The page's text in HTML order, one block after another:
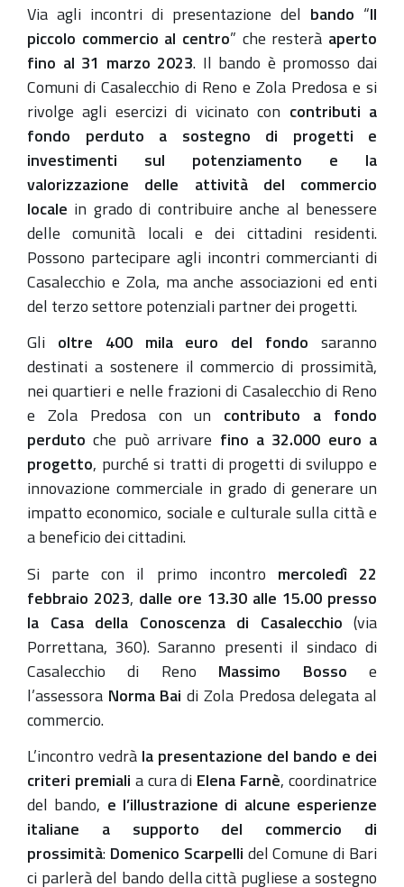
Via agli incontri di presentazione del bando “Il
piccolo commercio al centro” che resterà aperto
fino al 31 marzo 2023. Il bando è promosso dai
Comuni di Casalecchio di Reno e Zola Predosa e si
rivolge agli esercizi di vicinato con contributi a
fondo perduto
a sostegno di progetti e
investimenti sul potenziamento e la
valorizzazione delle attività del commercio
locale in grado di contribuire anche al benessere
delle comunità locali e dei cittadini residenti.
Possono partecipare agli incontri commercianti di
Casalecchio e Zola, ma anche associazioni ed enti
del terzo settore potenziali partner dei progetti.
Gli oltre 400 mila euro del fondo saranno
destinati a sostenere il commercio di prossimità,
nei quartieri e nelle frazioni di Casalecchio di Reno
e Zola Predosa con un contributo a fondo
perduto che può arrivare fino a 32.000 euro a
progetto, purché si tratti di progetti di sviluppo e
innovazione commerciale in grado di generare un
impatto economico, sociale e culturale sulla città e
a beneficio dei cittadini.
Si parte con il primo incontro mercoledì 22
febbraio 2023, dalle ore 13.30 alle 15.00 presso
la Casa della Conoscenza di Casalecchio (via
Porrettana, 360). Saranno presenti il sindaco di
Casalecchio di Reno
Massimo Bosso
e
l’assessora Norma Bai di Zola Predosa delegata al
commercio.
L’incontro vedrà la presentazione del bando e dei
criteri premiali a cura di Elena Farnè, coordinatrice
del bando, e l’illustrazione di alcune esperienze
italiane a supporto del commercio di
prossimità: Domenico Scarpelli del Comune di Bari
ci parlerà del bando della città pugliese a sostegno